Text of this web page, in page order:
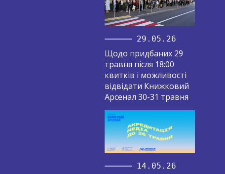
29.05.26
Щодо придбаних 29
травня після 18:00
квитків і можливості
відвідати Книжковий
Арсенал 30-31 травня
14.05.26